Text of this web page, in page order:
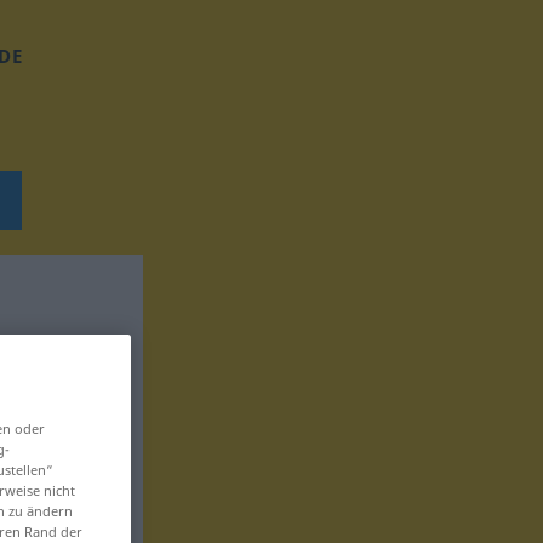
DE
oder
nicht
zu ändern
Rand der